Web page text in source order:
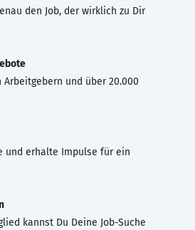
den Job, der wirklich zu Dir
Arbeitgebern und über 20.000
und erhalte Impulse für ein
kannst Du Deine Job-Suche